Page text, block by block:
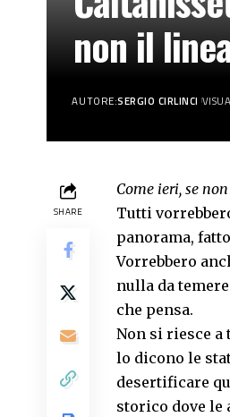
non il
AUTORE:SERGIO CIRLINCI
SHARE
Come ieri, se
Tutti
panorama,
Vorrebbero
nulla da
che pensa.
Non si riesce a
lo dicono le
desertificare
storico dove le